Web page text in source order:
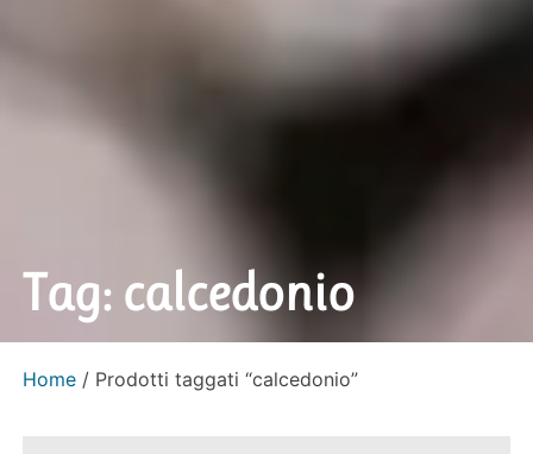
Tag: calcedonio
Home/ Prodotti taggati “calcedonio”